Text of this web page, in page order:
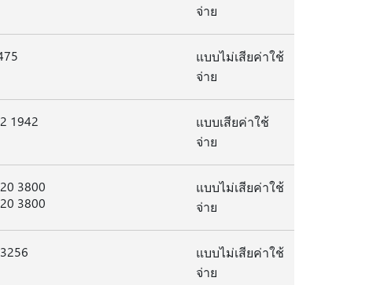
จ่าย
แบบไม่เสียค่าใช้
จ่าย
1942
แบบเสียค่าใช้
จ่าย
3800
3800
แบบไม่เสียค่าใช้
จ่าย
แบบไม่เสียค่าใช้
จ่าย